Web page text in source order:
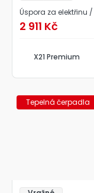
Úspora za elektřinu
2 911 Kč
X21 Premium
Tepelná čerpadla